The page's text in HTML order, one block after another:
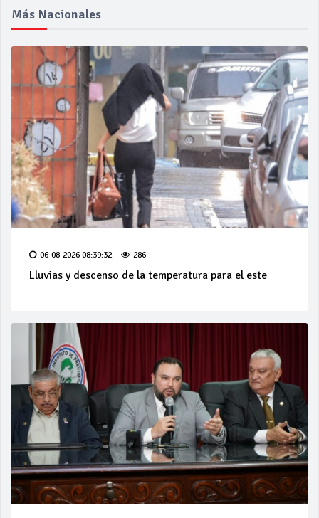
Más Nacionales
06-08-2026 08:39:32 286
Lluvias y descenso de la temperatura para el este